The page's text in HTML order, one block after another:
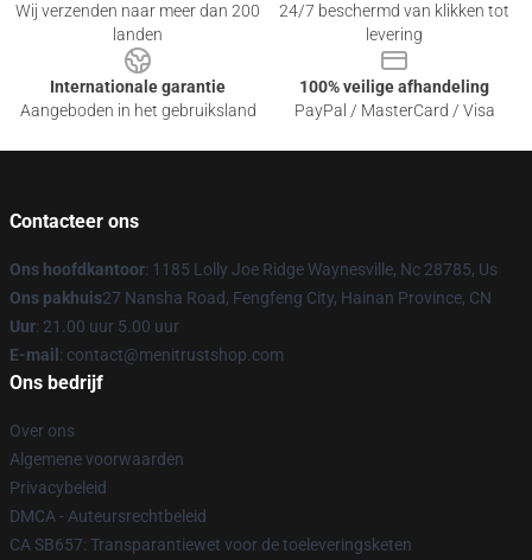
Wij verzenden naar meer dan 200
landen
24/7 beschermd van klikken tot
levering
Internationale garantie
Aangeboden in het gebruiksland
100% veilige afhandeling
PayPal / MasterCard / Visa
Contacteer ons
Ons hoofdkantoor: 1185 Lolly Joe Ridge Waynesville, Nc 28785, Us
Ons pakhuis27 Nansha Road, Fengfeng City, Hainan Province, CN
Uur: 21.00 uur 5.00 uur
E-mail : contact@menitrustshop.com
Ons bedrijf
Over ons
Algemene voorwaarden
Privacybeleid
DMCA - Auteursrechtbeleid
CA SB657: Transparantiewet voor de toeleveringsketen